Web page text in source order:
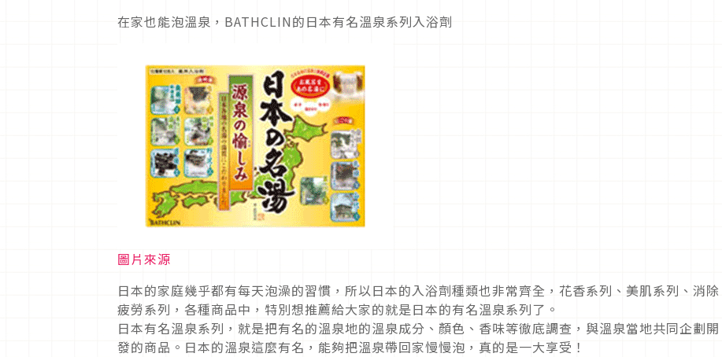
在家也能泡溫泉，BATHCLIN的日本有名溫泉系列入浴劑
圖片來源
日本的家庭幾乎都有每天泡澡的習慣，所以日本的入浴劑種類也非常齊全，花香系列、美肌系列、消除
疲勞系列，各種商品中，特別想推薦給大家的就是日本的有名溫泉系列了。
日本有名溫泉系列，就是把有名的溫泉地的溫泉成分、顏色、香味等徹底調查，與溫泉當地共同企劃開
發的商品。日本的溫泉這麼有名，能夠把溫泉帶回家慢慢泡，真的是一大享受！